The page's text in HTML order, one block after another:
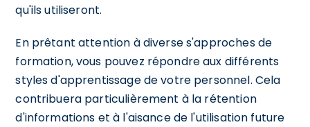
qu'ils utiliseront.
En prêtant attention à diverse s'approches de
formation, vous pouvez répondre aux différents
styles d'apprentissage de votre personnel. Cela
contribuera particulièrement à la rétention
d'informations et à l'aisance de l'utilisation future